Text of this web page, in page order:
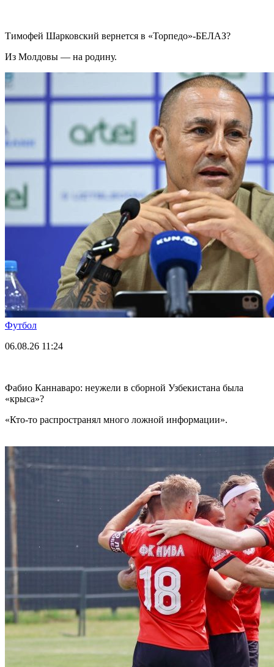
Тимофей Шарковский вернется в «Торпедо»-БЕЛАЗ?
Из Молдовы — на родину.
Футбол
06.08.26 11:24
Фабио Каннаваро: неужели в сборной Узбекистана была
«крыса»?
«Кто-то распространял много ложной информации».